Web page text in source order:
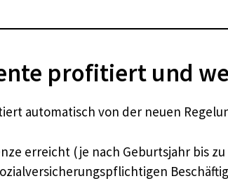
profitiert und
automatisch von der neuen
erreicht (je nach Geburtsjahr bis zu